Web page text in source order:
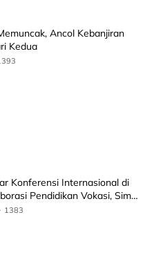
Ancol Kebanjiran
Kedua
Konferensi Internasional di
Pendidikan Vokasi, Simak
1383